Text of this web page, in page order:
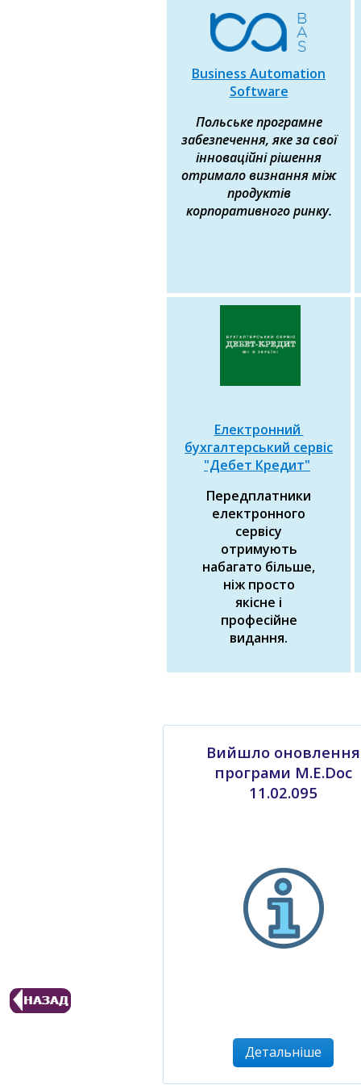
Business Automation
Software
Польське програмне
забезпечення, яке за свої
інноваційні рішення
отримало визнання між
продуктів
корпоративного ринку.
Електронний
бухгалтерський сервіс
"Дебет Кредит"
Передплатники
електронного
сервісу
отримують
набагато більше,
ніж просто
якісне і
професійне
видання.
Вийшло оновлення
програми M.E.Doc
11.02.095
Детальніше